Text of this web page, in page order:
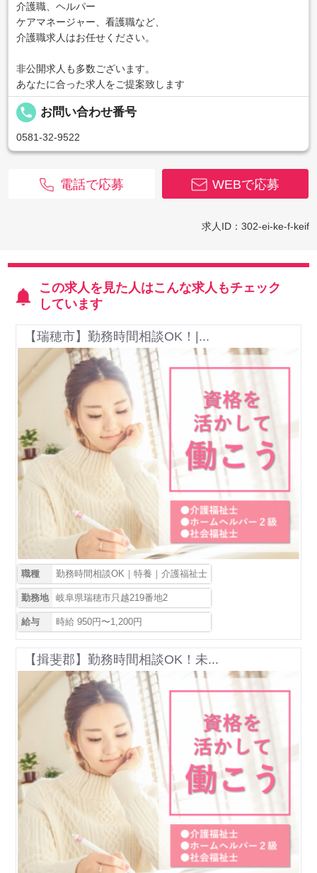
介護職、ヘルパー
ケアマネージャー、看護職など、
介護職求人はお任せください。
非公開求人も多数ございます。
あなたに合った求人をご提案致します
local_phone お問い合わせ番号
0581-32-9522
WEBで応募
電話で応募
求人ID：302-ei-ke-f-keif
この求人を見た人はこんな求人もチェック
しています
【瑞穂市】勤務時間相談OK！|...
職種 勤務時間相談OK｜特養｜介護福祉士
勤務地 岐阜県瑞穂市只越219番地2
給与 時給 950円〜1,200円
【揖斐郡】勤務時間相談OK！未...